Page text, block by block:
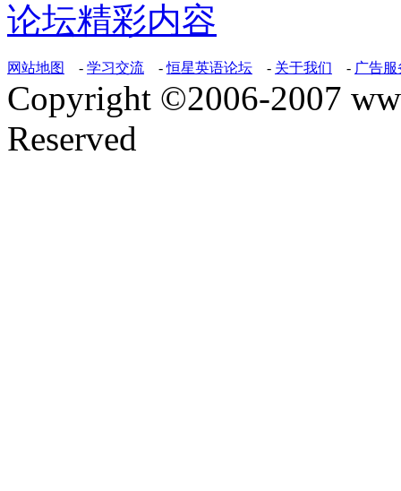
论坛精彩内容
网站地图 - 学习交流 -恒星英语论坛 - 关于我们 - 广告服
Copyright ©2006-2007
Reserved